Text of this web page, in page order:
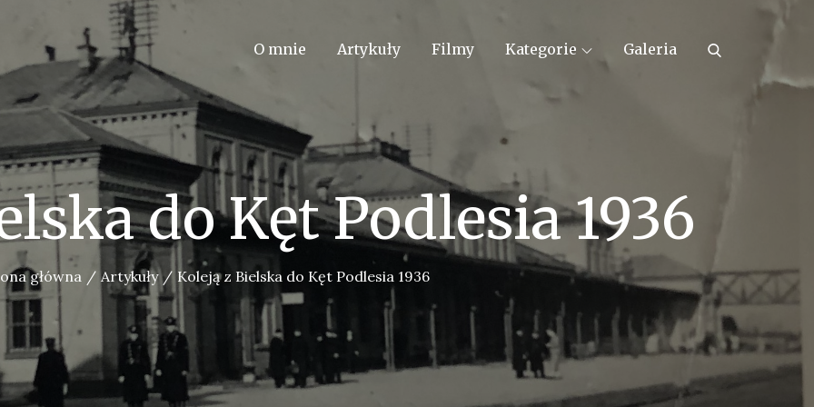
O mnie Artykuły Filmy Kategorie Galeria
do Kęt Podlesia 1936
główna Artykuły Koleją z Bielska do Kęt Podlesia 1936